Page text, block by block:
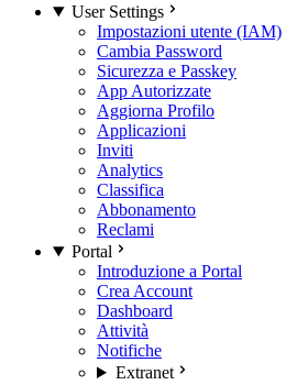
User Settings
Impostazioni utente (IAM)
Cambia Password
Sicurezza e Passkey
App Autorizzate
Aggiorna Profilo
Applicazioni
Inviti
Analytics
Classifica
Abbonamento
Reclami
Portal
Introduzione a Portal
Crea Account
Dashboard
Attività
Notifiche
Extranet